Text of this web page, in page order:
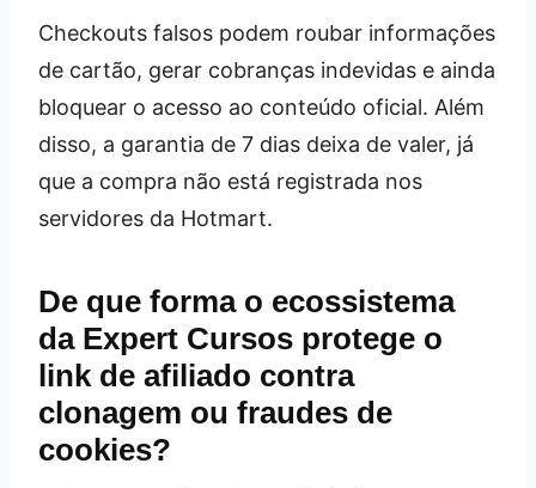
Checkouts falsos podem roubar informações
de cartão, gerar cobranças indevidas e ainda
bloquear o acesso ao conteúdo oficial. Além
disso, a garantia de 7 dias deixa de valer, já
que a compra não está registrada nos
servidores da Hotmart.
De que forma o ecossistema
da Expert Cursos protege o
link de afiliado contra
clonagem ou fraudes de
cookies?